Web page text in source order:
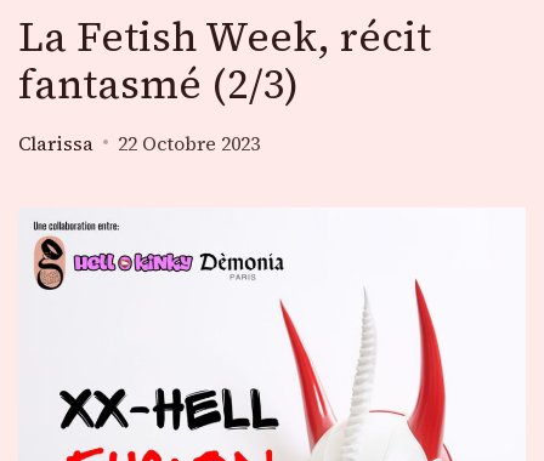
La Fetish Week, récit
fantasmé (2/3)
Clarissa 22 Octobre 2023